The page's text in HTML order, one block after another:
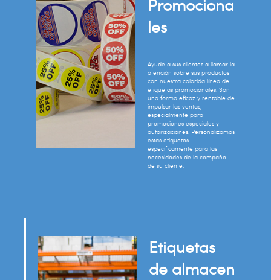
Promociona
les
Ayude a sus clientes a llamar la
atención sobre sus productos
con nuestra colorida línea de
etiquetas promocionales. Son
una forma eficaz y rentable de
impulsar las ventas,
especialmente para
promociones especiales y
autorizaciones. Personalizamos
estas etiquetas
específicamente para las
necesidades de la campaña
de su cliente.
Etiquetas
de almacen